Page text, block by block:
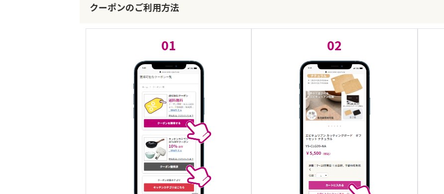
クーポンのご利用方法
01 02